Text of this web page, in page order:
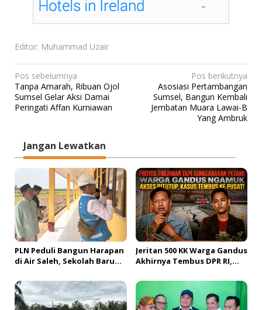
Editor: Muhammad Uzair
N
a
v
a
s
i
p
o
s
Pos sebelumnya
Tanpa Amarah, Ribuan Ojol
Sumsel Gelar Aksi Damai
Peringati Affan Kurniawan
Pos berikutnya
Asosiasi Pertambangan
Sumsel, Bangun Kembali
Jembatan Muara Lawai-B
Yang Ambruk
Jangan Lewatkan
PLN Peduli Bangun Harapan
di Air Saleh, Sekolah Baru
bagi Generasi Muda
Banyuasin
Jeritan 500 KK Warga Gandus
Akhirnya Tembus DPR RI,
Dibangun?!